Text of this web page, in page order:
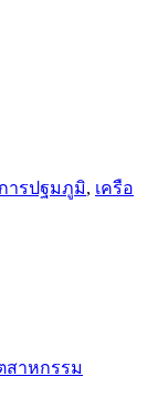
ารปฐมภูมิ, เครือ
สาหกรรม